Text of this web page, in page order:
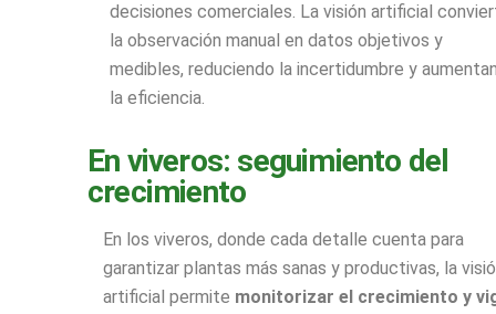
decisiones comerciales. La visión artificial
la observación manual en datos objetivos y
medibles, reduciendo la incertidumbre y
la eficiencia.
En viveros: seguimiento del
crecimiento
En los viveros, donde cada detalle cuenta para
garantizar plantas más sanas y productivas, la
artificial permite monitorizar el crecimiento y